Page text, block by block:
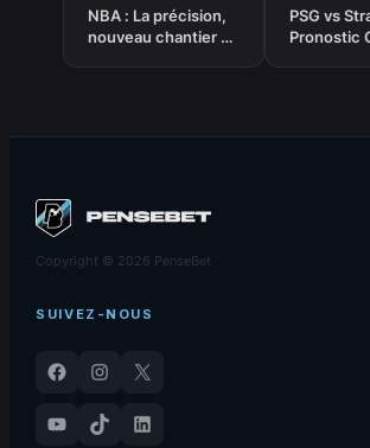
NBA : La précision,
nouveau chantier de
PSG vs
Pronostic
Copyright © 2026 PenseBet
SUIVEZ-NOUS
Facebook Instagram
X
YouTube
TikTok LinkedIn